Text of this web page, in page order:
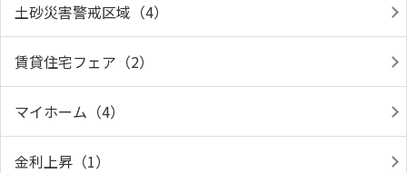
土砂災害警戒区域（4）
賃貸住宅フェア（2）
マイホーム（4）
金利上昇（1）